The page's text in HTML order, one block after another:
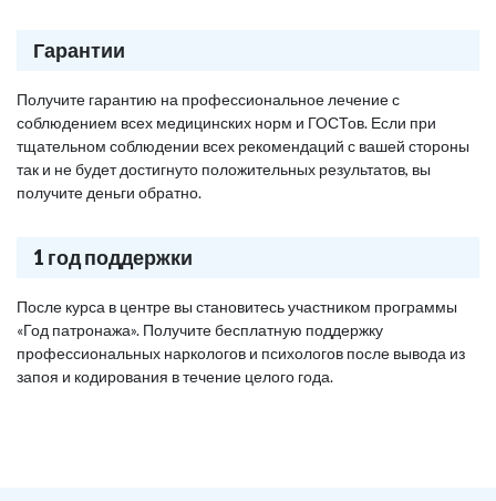
Гарантии
Получите гарантию на профессиональное лечение с
соблюдением всех медицинских норм и ГОСТов. Если при
тщательном соблюдении всех рекомендаций с вашей стороны
так и не будет достигнуто положительных результатов, вы
получите деньги обратно.
1 год поддержки
После курса в центре вы становитесь участником программы
«Год патронажа». Получите бесплатную поддержку
профессиональных наркологов и психологов после вывода из
запоя и кодирования в течение целого года.